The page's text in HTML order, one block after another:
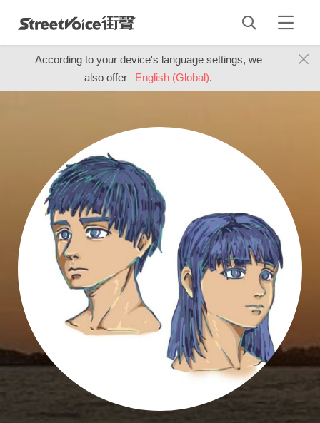
According to your device's language settings, we
also offer
English (Global).